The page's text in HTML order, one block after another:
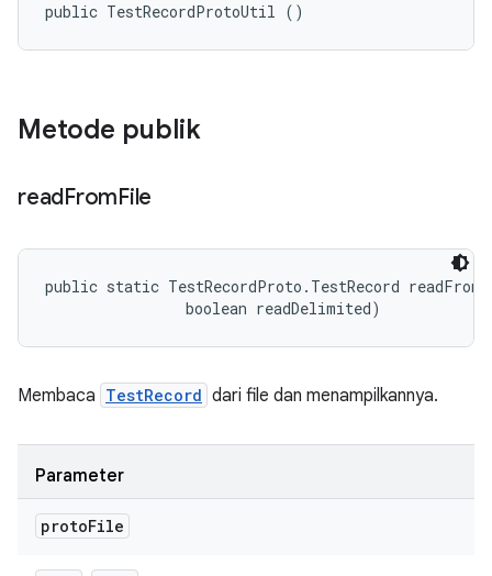
public TestRecordProtoUtil ()
Metode publik
readFromFile
public static TestRecordProto.TestRecord
                boolean readDelimited)
Membaca TestRecord dari file dan menampilkannya.
Parameter
protoFile